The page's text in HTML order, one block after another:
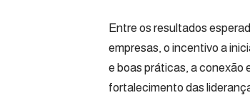
Entre os resultados
empresas, o incentivo a
e boas práticas, a conexão
fortalecimento das